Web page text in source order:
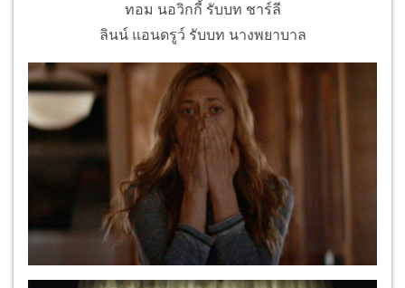
ทอม นอวิกกี้ รับบท ชาร์ลี
ลินน์ แอนดรูว์ รับบท นางพยาบาล